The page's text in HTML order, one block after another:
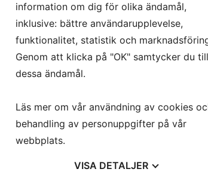
information om dig för olika ändamål,
inklusive: bättre användarupplevelse,
funktionalitet, statistik och
Genom att klicka på "OK" samtycker du till
dessa ändamål.
Läs mer om vår användning av cookies
behandling av personuppgifter på vår
webbplats.
VISA DETALJER